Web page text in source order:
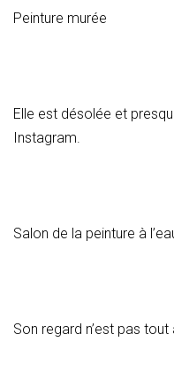
Peinture murée
Elle est désolée et
Instagram.
Salon de la peinture à
Son regard n’est pas